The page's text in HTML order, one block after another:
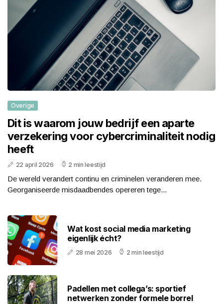
Overige
Dit is waarom jouw bedrijf een aparte
verzekering voor cybercriminaliteit nodig
heeft
22 april 2026 2 min leestijd
De wereld verandert continu en criminelen veranderen mee.
Georganiseerde misdaadbendes opereren tege...
Wat kost social media marketing
eigenlijk écht?
28 mei 2026 2 min leestijd
Padellen met collega’s: sportief
netwerken zonder formele borrel